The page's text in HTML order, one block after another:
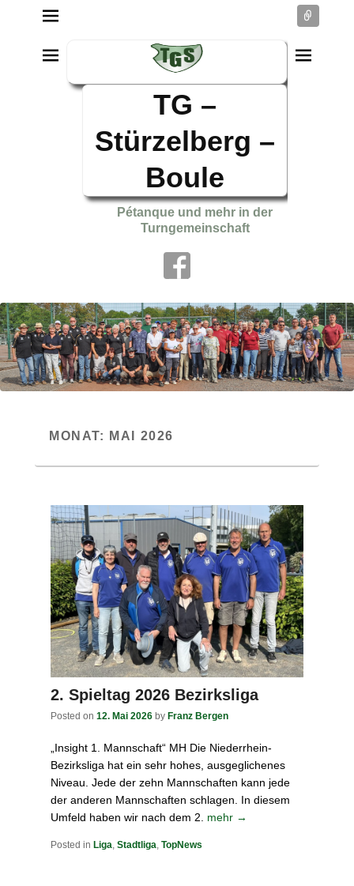
TG –
Stürzelberg –
Boule
Pétanque und mehr in der
Turngemeinschaft
MONAT: MAI 2026
2. Spieltag 2026 Bezirksliga
Posted on 12. Mai 2026 by Franz Bergen
„Insight 1. Mannschaft“ MH Die Niederrhein-
Bezirksliga hat ein sehr hohes, ausgeglichenes
Niveau. Jede der zehn Mannschaften kann jede
der anderen Mannschaften schlagen. In diesem
Umfeld haben wir nach dem 2. mehr →
Posted in Liga Stadtliga TopNews